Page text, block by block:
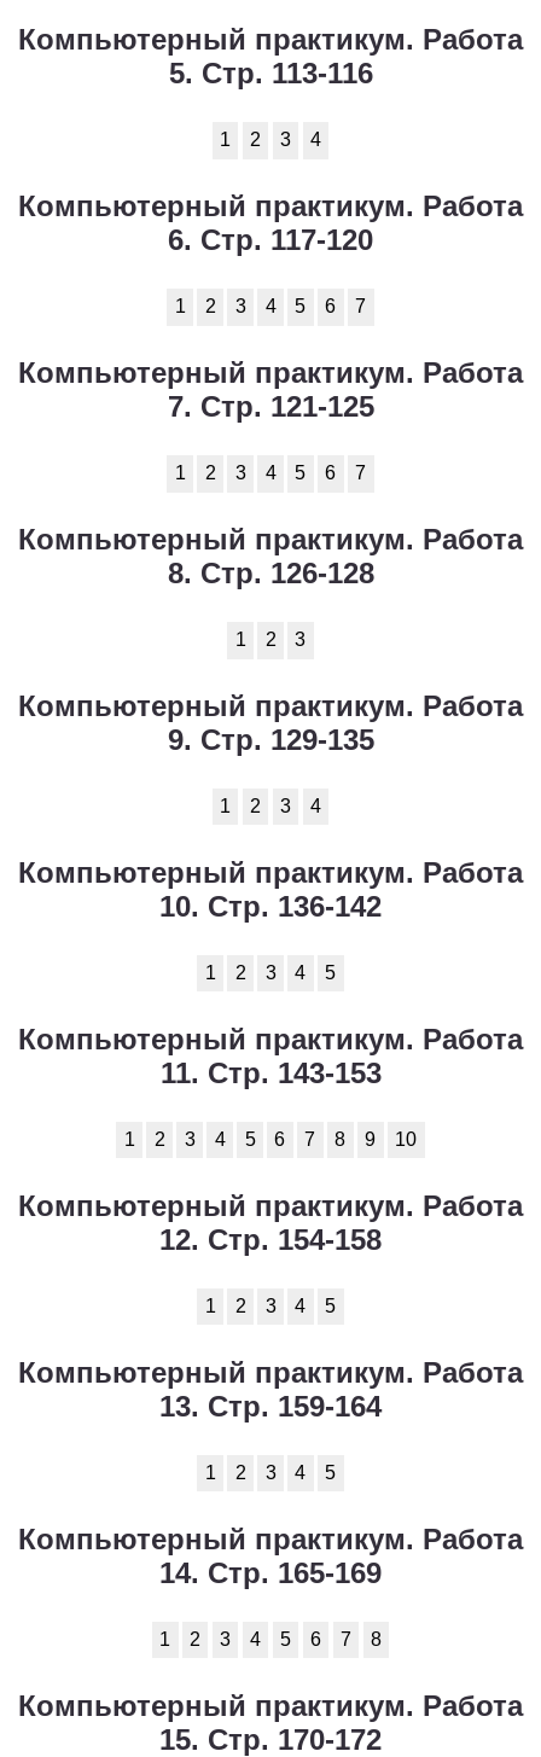
Компьютерный практикум. Работа
5. Стр. 113-116
1 2 3 4
Компьютерный практикум. Работа
6. Стр. 117-120
1 2 3 4 5 6 7
Компьютерный практикум. Работа
7. Стр. 121-125
1 2 3 4 5 6 7
Компьютерный практикум. Работа
8. Стр. 126-128
1 2 3
Компьютерный практикум. Работа
9. Стр. 129-135
1 2 3 4
Компьютерный практикум. Работа
10. Стр. 136-142
1 2 3 4 5
Компьютерный практикум. Работа
11. Стр. 143-153
1 2 3 4 5 6 7 8 9 10
Компьютерный практикум. Работа
12. Стр. 154-158
1 2 3 4 5
Компьютерный практикум. Работа
13. Стр. 159-164
1 2 3 4 5
Компьютерный практикум. Работа
14. Стр. 165-169
1 2 3 4 5 6 7 8
Компьютерный практикум. Работа
15. Стр. 170-172